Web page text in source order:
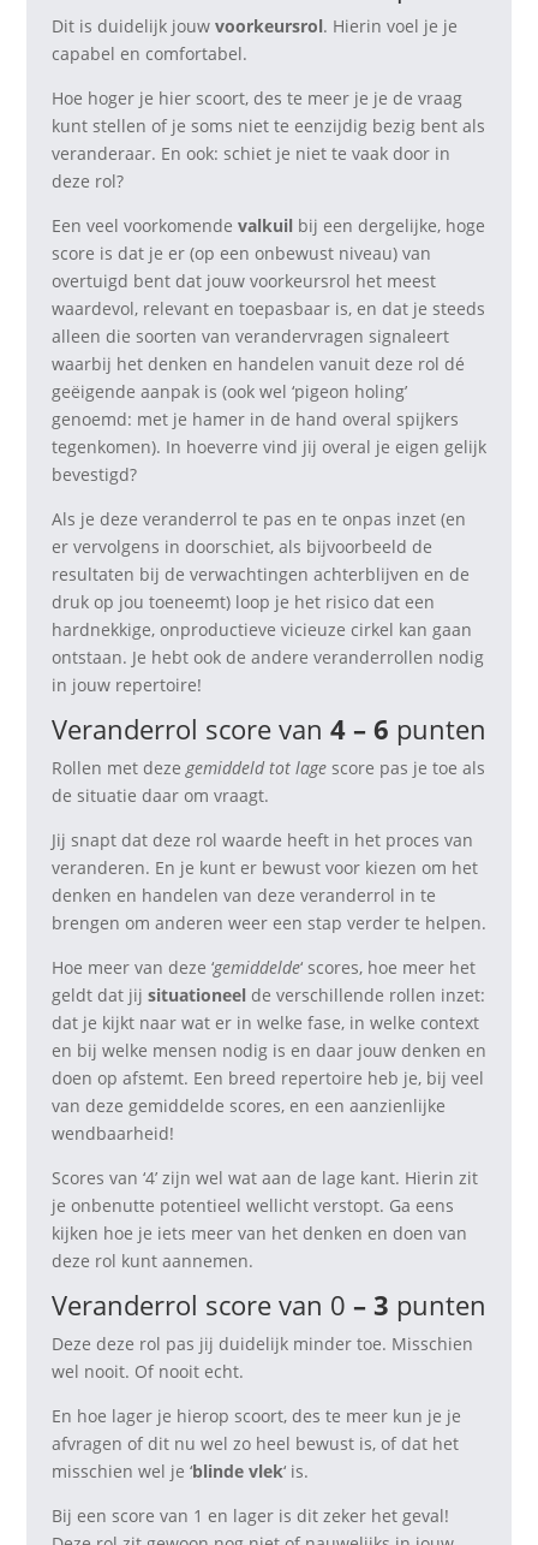
Dit is duidelijk jouw voorkeursrol. Hierin voel je je
capabel en comfortabel.
Hoe hoger je hier scoort, des te meer je je de vraag
kunt stellen of je soms niet te eenzijdig bezig bent als
veranderaar. En ook: schiet je niet te vaak door in
deze rol?
Een veel voorkomende valkuilbij een dergelijke, hoge
score is dat je er (op een onbewust niveau) van
overtuigd bent dat jouw voorkeursrol het meest
waardevol, relevant en toepasbaar is, en dat je steeds
alleen die soorten van verandervragen signaleert
waarbij het denken en handelen vanuit deze rol dé
geëigende aanpak is (ook wel ‘pigeon holing’
genoemd: met je hamer in de hand overal spijkers
tegenkomen). In hoeverre vind jij overal je eigen gelijk
bevestigd?
Als je deze veranderrol te pas en te onpas inzet (en
er vervolgens in doorschiet, als bijvoorbeeld de
resultaten bij de verwachtingen achterblijven en de
druk op jou toeneemt) loop je het risico dat een
hardnekkige, onproductieve vicieuze cirkel kan gaan
ontstaan. Je hebt ook de andere veranderrollen nodig
in jouw repertoire!
Veranderrol score van 4 – 6 punten
Rollen met dezegemiddeld tot lagescore pas je toe als
de situatie daar om vraagt.
Jij snapt dat deze rol waarde heeft in het proces van
veranderen. En je kunt er bewust voor kiezen om het
denken en handelen van deze veranderrol in te
brengen om anderen weer een stap verder te helpen.
Hoe meer van deze ‘gemiddelde‘ scores, hoe meer het
geldt dat jij situationeelde verschillende rollen inzet:
dat je kijkt naar wat er in welke fase, in welke context
en bij welke mensen nodig is en daar jouw denken en
doen op afstemt. Een breed repertoire heb je, bij veel
van deze gemiddelde scores, en een aanzienlijke
wendbaarheid!
Scores van ‘4’ zijn wel wat aan de lage kant. Hierin zit
je onbenutte potentieel wellicht verstopt. Ga eens
kijken hoe je iets meer van het denken en doen van
deze rol kunt aannemen.
Veranderrol score van 0 – 3 punten
Deze deze rol pas jij duidelijk minder toe. Misschien
wel nooit. Of nooit echt.
En hoe lager je hierop scoort, des te meer kun je je
afvragen of dit nu wel zo heel bewust is, of dat het
misschien wel je ‘blinde vlek‘ is.
Bij een score van 1 en lager is dit zeker het geval!